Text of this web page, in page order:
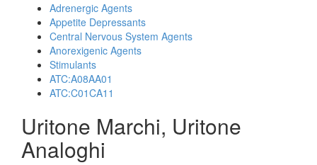
Adrenergic Agents
Appetite Depressants
Central Nervous System Agents
Anorexigenic Agents
Stimulants
ATC:A08AA01
ATC:C01CA11
Uritone Marchi, Uritone
Analoghi